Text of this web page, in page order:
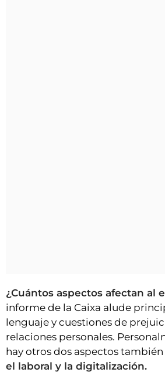
¿Cuántos aspectos afectan al
informe de la Caixa alude
lenguaje y cuestiones de
relaciones personales.
hay otros dos aspectos
el laboral y la digitalización.